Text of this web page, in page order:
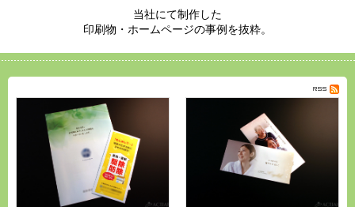
当社にて制作した
印刷物・ホームページの事例を抜粋。